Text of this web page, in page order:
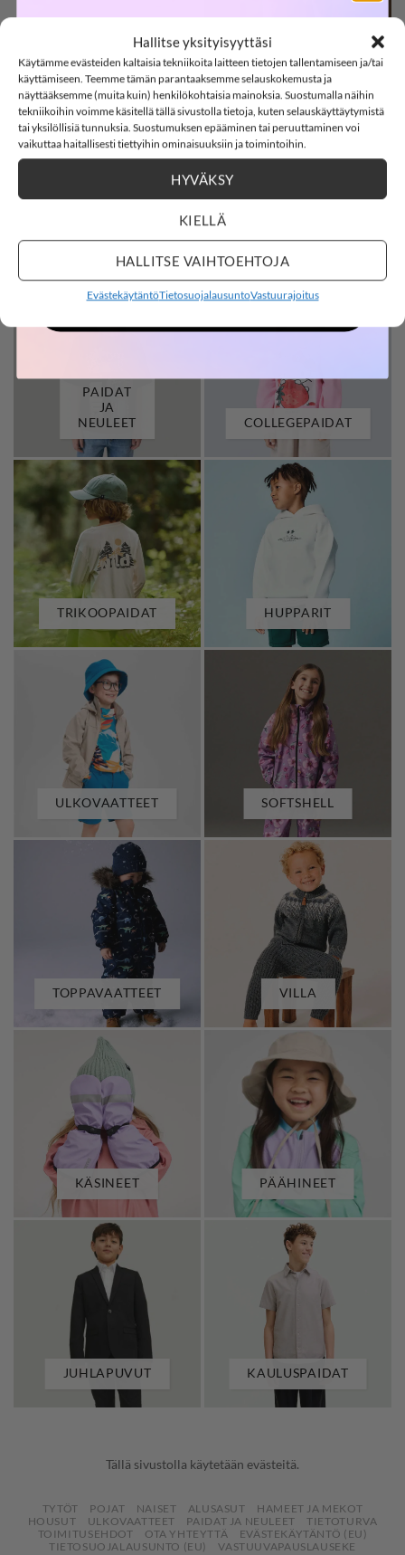
Hallitse yksityisyyttäsi
Käytämme evästeiden kaltaisia tekniikoita laitteen tietojen tallentamiseen ja/tai
käyttämiseen. Teemme tämän parantaaksemme selauskokemusta ja
näyttääksemme (muita kuin) henkilökohtaisia mainoksia. Suostumalla näihin
tekniikoihin voimme käsitellä tällä sivustolla tietoja, kuten selauskäyttäytymistä
tai yksilöllisiä tunnuksia. Suostumuksen epääminen tai peruuttaminen voi
vaikuttaa haitallisesti tiettyihin ominaisuuksiin ja toimintoihin.
HYVÄKSY
KIELLÄ
HALLITSE VAIHTOEHTOJA
EvästekäytäntöTietosuojalausuntoVastuurajoitus
ALUSASUT HOUSUT
PAIDAT
JA
NEULEET
COLLEGEPAIDAT
TRIKOOPAIDAT HUPPARIT
ULKOVAATTEET SOFTSHELL
TOPPAVAATTEET VILLA
KÄSINEET PÄÄHINEET
JUHLAPUVUT KAULUSPAIDAT
Tällä sivustolla käytetään evästeitä.
TYTÖT POJAT NAISET ALUSASUT
HAMEET JA MEKOT
HOUSUT
ULKOVAATTEET PAIDAT JA NEULEET
TIETOTURVA
TOIMITUSEHDOT
OTA YHTEYTTÄ
EVÄSTEKÄYTÄNTÖ (EU)
TIETOSUOJALAUSUNTO (EU)
VASTUUVAPAUSLAUSEKE
SOFTSHELL
-15%
15% ALENNUS KOODILLA:SOFTSHELL15
Countdown ends in:
0211
hours
::30
30
minutes
:48
seconds